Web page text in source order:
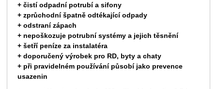
+ čistí odpadní potrubí a sifony
+ zprůchodní špatně odtékající odpady
+ odstraní zápach
+ nepoškozuje potrubní systémy a jejich těsnění
+ šetří peníze za instalatéra
+ doporučený výrobek pro RD, byty a chaty
+ při pravidelném používání působí jako prevence
usazenin